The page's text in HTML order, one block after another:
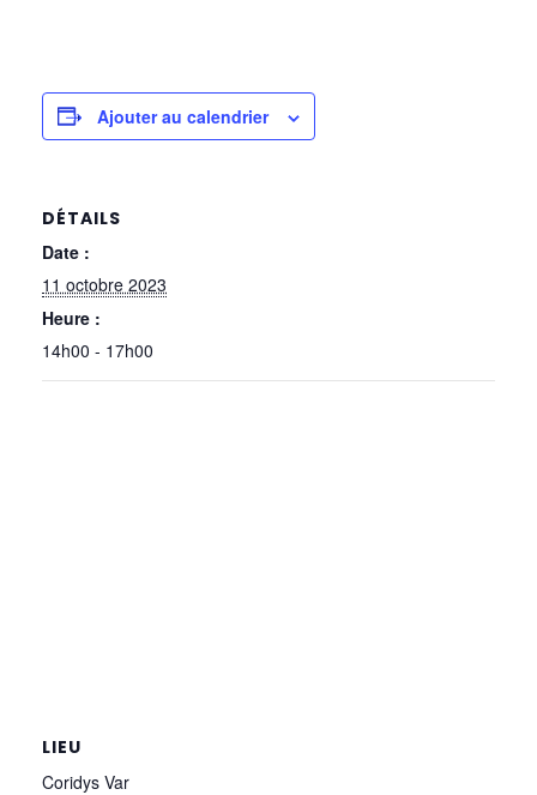
Ajouter au calendrier
DÉTAILS
Date :
11 octobre 2023
Heure :
14h00 - 17h00
LIEU
Coridys Var